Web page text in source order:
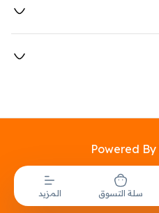
سلة التسوق المزيد
Powered By